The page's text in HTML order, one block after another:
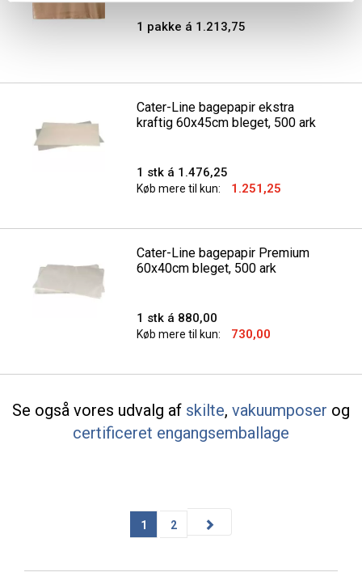
1 pakke á 1.213,75
Cater-Line bagepapir ekstra
kraftig 60x45cm bleget, 500 ark
1 stk á 1.476,25
Køb mere til kun: 1.251,25
Cater-Line bagepapir Premium
60x40cm bleget, 500 ark
1 stk á 880,00
Køb mere til kun: 730,00
Se også vores udvalg af skilte, vakuumposer og
certificeret engangsemballage
1 2